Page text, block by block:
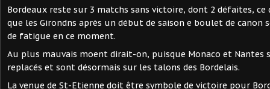
Bordeaux reste sur 3 matchs sans victoire, dont 2 défaites,
que les Girondns après un début de saison e boulet de
de fatigue en ce moment.
Au plus mauvais moent dirait-on, puisque Monaco et Nantes
replacés et sont désormais sur les talons des Bordelais.
La venue de St-Etienne doit être symbole de victoire pour